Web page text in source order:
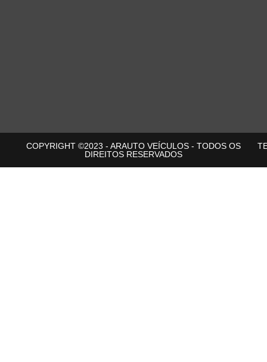
COPYRIGHT ©2023 - ARAUTO VEÍCULOS - TODOS OS
DIREITOS RESERVADOS